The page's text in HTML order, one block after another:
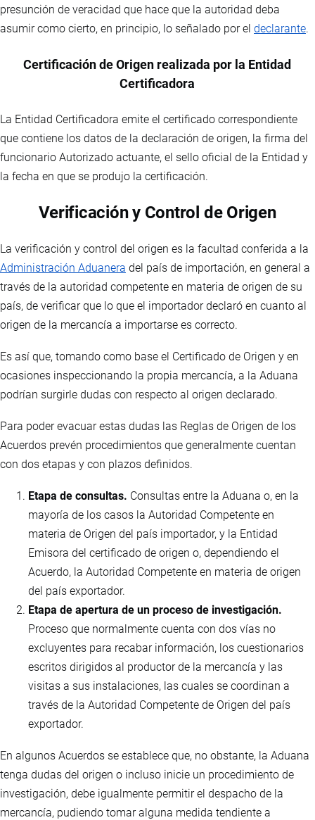
presunción de veracidad que hace que la autoridad deba
asumir como cierto, en principio, lo señalado por el declarante.
Certificación de Origen realizada por la Entidad
Certificadora
La Entidad Certificadora emite el certificado correspondiente
que contiene los datos de la declaración de origen, la firma del
funcionario Autorizado actuante, el sello oficial de la Entidad y
la fecha en que se produjo la certificación.
Verificación y Control de Origen
La verificación y control del origen es la facultad conferida a la
Administración Aduanera del país de importación, en general a
través de la autoridad competente en materia de origen de su
país, de verificar que lo que el importador declaró en cuanto al
origen de la mercancía a importarse es correcto.
Es así que, tomando como base el Certificado de Origen y en
ocasiones inspeccionando la propia mercancía, a la Aduana
podrían surgirle dudas con respecto al origen declarado.
Para poder evacuar estas dudas las Reglas de Origen de los
Acuerdos prevén procedimientos que generalmente cuentan
con dos etapas y con plazos definidos.
Etapa de consultas. Consultas entre la Aduana o, en la
mayoría de los casos la Autoridad Competente en
materia de Origen del país importador, y la Entidad
Emisora del certificado de origen o, dependiendo el
Acuerdo, la Autoridad Competente en materia de origen
del país exportador.
Etapa de apertura de un proceso de investigación.
Proceso que normalmente cuenta con dos vías no
excluyentes para recabar información, los cuestionarios
escritos dirigidos al productor de la mercancía y las
visitas a sus instalaciones, las cuales se coordinan a
través de la Autoridad Competente de Origen del país
exportador.
En algunos Acuerdos se establece que, no obstante, la Aduana
tenga dudas del origen o incluso inicie un procedimiento de
investigación, debe igualmente permitir el despacho de la
mercancía, pudiendo tomar alguna medida tendiente a